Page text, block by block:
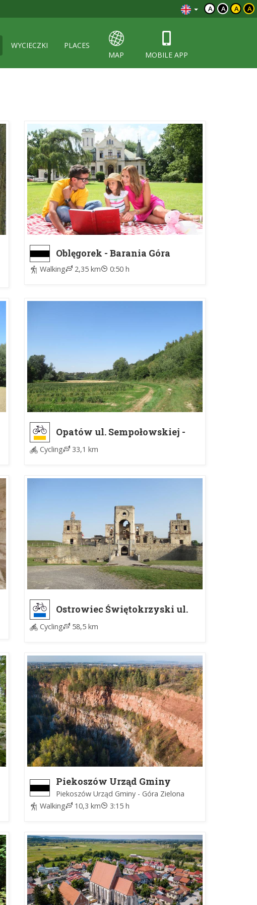
A A A A
WYCIECZKI
PLACES
MAP
MOBILE APP
Oblęgorek - Barania Góra
Walking 2,35 km 0:50 h
Opatów ul. Sempołowskiej -
Sandomierz "U Kazika"
Cycling 33,1 km
Ostrowiec Świętokrzyski ul.
Kolejowa - Ujazd Zamek
Cycling 58,5 km
Piekoszów Urząd Gminy
(Commmune Office) - Góra
Zielona im. Tomasza
Wągrowskiego
Piekoszów Urząd Gminy - Góra Zielona
Walking
10,3 km 3:15 h